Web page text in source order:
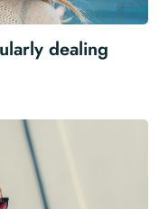
dealing